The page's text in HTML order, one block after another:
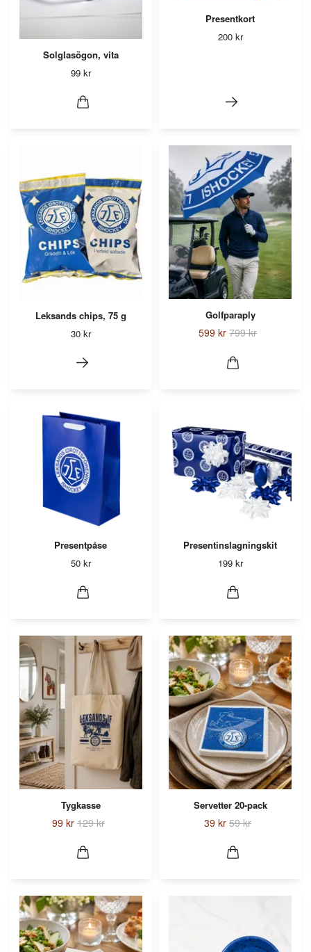
Solglasögon, vita
99 kr
Presentkort
200 kr
Leksands chips, 75 g
30 kr
Golfparaply
599 kr 799 kr
Presentpåse
50 kr
Presentinslagningskit
199 kr
Tygkasse
99 kr 129 kr
Servetter 20-pack
39 kr 59 kr